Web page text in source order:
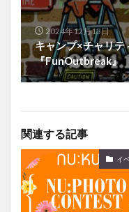
2024年12月13日
キャンプ×チャリテ
『FunOutbreak』
関連する記事
イ